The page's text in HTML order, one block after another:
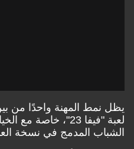
يظل نمط المهنة واحدًا من
لعبة "فيفا 23"، خاصة
الشباب المدمج في نسخة